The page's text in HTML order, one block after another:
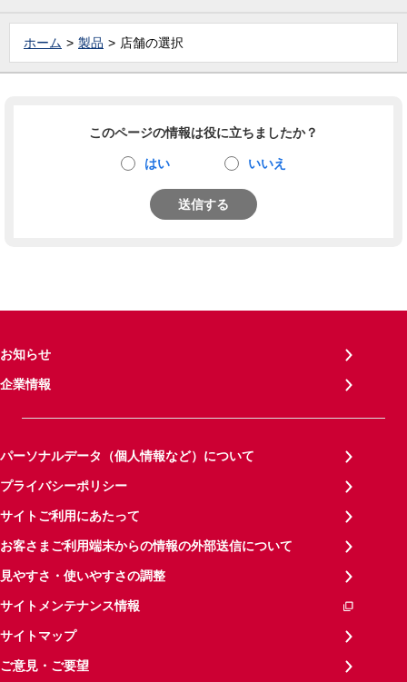
ホーム 製品 店舗の選択
このページの情報は役に立ちましたか？
はい いいえ
送信する
お知らせ
企業情報
パーソナルデータ（個人情報など）について
プライバシーポリシー
サイトご利用にあたって
お客さまご利用端末からの情報の外部送信について
見やすさ・使いやすさの調整
サイトメンテナンス情報
サイトマップ
ご意見・ご要望